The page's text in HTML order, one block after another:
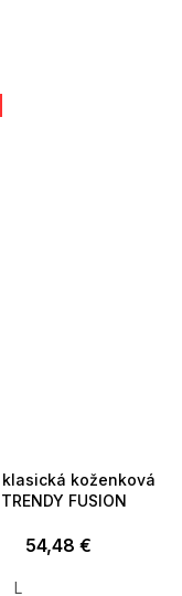
koženková
FUSION
54,48 €
L